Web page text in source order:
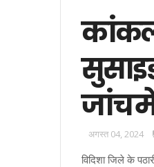
जांच
अगस्त 04, 2024
विदिशा जिले के